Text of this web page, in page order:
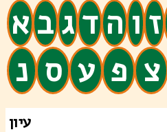
אבגדהוז
נ ס ע פ צ
עיון